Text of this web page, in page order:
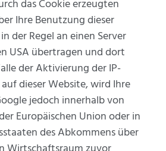
das Cookie erzeugten
Ihre Benutzung dieser
der Regel an einen Server
USA übertragen und dort
der Aktivierung der IP-
dieser Website, wird Ihre
jedoch innerhalb von
Europäischen Union oder in
des Abkommens über